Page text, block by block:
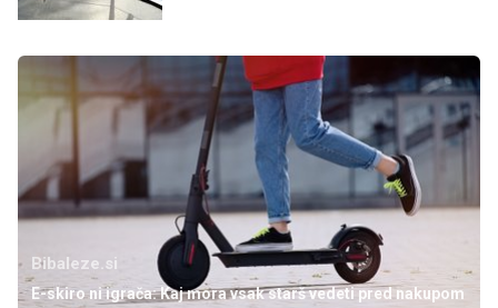
Bibaleze.si
E-skiro ni igrača: Kaj mora vsak starš vedeti pred nakupom